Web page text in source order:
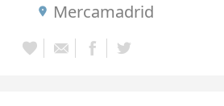
Mercamadrid